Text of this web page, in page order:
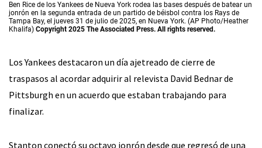
Ben Rice de los Yankees de Nueva York rodea las bases después de batear un
jonrón en la segunda entrada de un partido de béisbol contra los Rays de
Tampa Bay, el jueves 31 de julio de 2025, en Nueva York. (AP Photo/Heather
Khalifa) Copyright 2025 The Associated Press. All rights reserved.
Los Yankees destacaron un día ajetreado de cierre de
traspasos al acordar adquirir al relevista David Bednar de
Pittsburgh en un acuerdo que estaban trabajando para
finalizar.
Stanton conectó su octavo jonrón desde que regresó de una